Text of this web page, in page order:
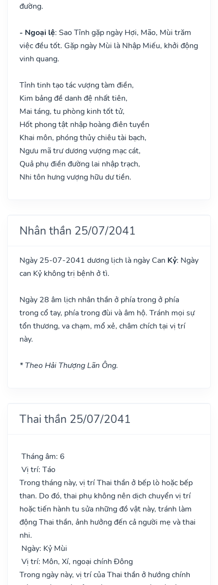
đường.
- Ngoại lệ: Sao Tỉnh gặp ngày Hợi, Mão, Mùi trăm
việc đều tốt. Gặp ngày Mùi là Nhập Miếu, khởi động
vinh quang.
Tỉnh tinh tạo tác vượng tàm điền,
Kim bảng đề danh đệ nhất tiên,
Mai táng, tu phòng kinh tốt tử,
Hốt phong tật nhập hoàng điên tuyền
Khai môn, phóng thủy chiêu tài bạch,
Ngưu mã trư dương vượng mạc cát,
Quả phụ điền đường lai nhập trạch,
Nhi tôn hưng vượng hữu dư tiền.
Nhân thần 25/07/2041
Ngày 25-07-2041 dương lịch là ngày Can Kỷ: Ngày
can Kỷ không trị bệnh ở tì.
Ngày 28 âm lịch nhân thần ở phía trong ở phía
trong cổ tay, phía trong đùi và âm hộ. Tránh mọi sự
tổn thương, va chạm, mổ xẻ, châm chích tại vị trí
này.
* Theo Hải Thượng Lãn Ông.
Thai thần 25/07/2041
Tháng âm: 6
Vị trí: Táo
Trong tháng này, vị trí Thai thần ở bếp lò hoặc bếp
than. Do đó, thai phụ không nên dịch chuyển vị trí
hoặc tiến hành tu sửa những đồ vật này, tránh làm
động Thai thần, ảnh hưởng đến cả người mẹ và thai
nhi.
Ngày: Kỷ Mùi
Vị trí: Môn, Xí, ngoại chính Đông
Trong ngày này, vị trí của Thai thần ở hướng chính